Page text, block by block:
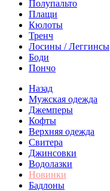
Полупальто
Плащи
Кюлоты
Тренч
Лосины / Леггинсы
Боди
Пончо
Назад
Мужская одежда
Джемперы
Кофты
Верхняя одежда
Свитера
Джинсовки
Водолазки
Новинки
Бадлоны